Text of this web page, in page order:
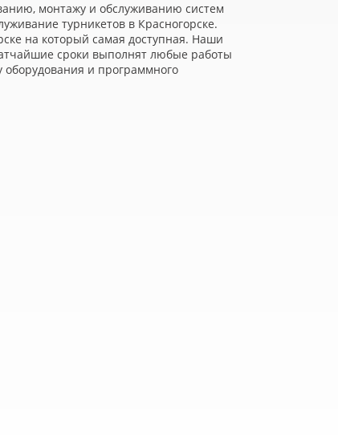
монтажу и обслуживанию систем
турникетов в Красногорске.
на который самая доступная. Наши
сроки выполнят любые работы
оборудования и программного